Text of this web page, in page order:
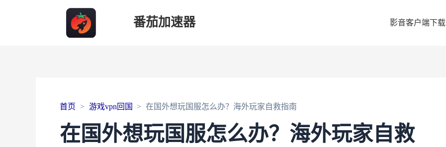
番茄加速器 影音客户端下载
首页 游戏vpn回国 在国外想玩国服怎么办？海外玩家自救指南
在国外想玩国服怎么办？海外玩家自救